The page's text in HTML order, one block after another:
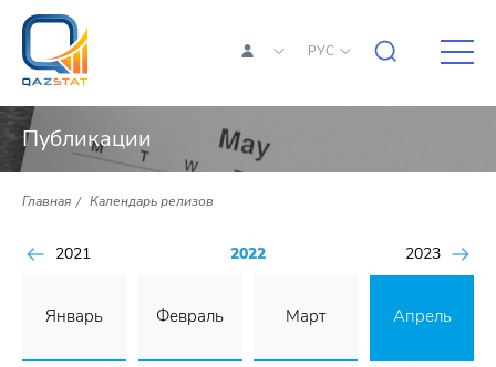
РУС
Публикации
Главная Календарь релизов
2021 2022 2023
Январь Февраль Март Апрель